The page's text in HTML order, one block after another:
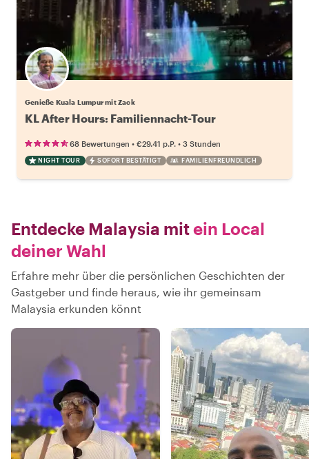
Genieße Kuala Lumpur mit Zack
KL After Hours: Familiennacht-Tour
68 Bewertungen • €29.41 p.P. • 3 Stunden
NIGHT TOUR SOFORT BESTÄTIGT FAMILIENFREUNDLICH
Entdecke Malaysia mitein Local
deiner Wahl
Erfahre mehr über die persönlichen Geschichten der
Gastgeber und finde heraus, wie ihr gemeinsam
Malaysia erkunden könnt